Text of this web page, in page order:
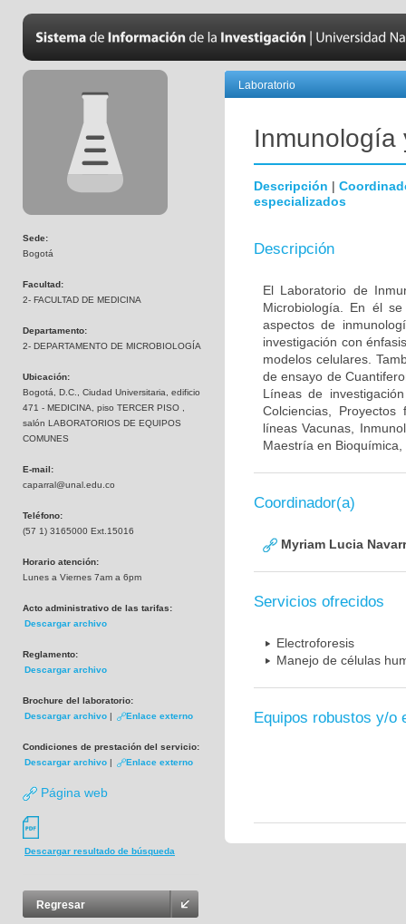
Sede:
Bogotá
Facultad:
2- FACULTAD DE MEDICINA
Departamento:
2- DEPARTAMENTO DE MICROBIOLOGÍA
Ubicación:
Bogotá, D.C., Ciudad Universitaria, edificio
471 - MEDICINA, piso TERCER PISO ,
salón LABORATORIOS DE EQUIPOS
COMUNES
E-mail:
caparral@unal.edu.co
Teléfono:
(57 1) 3165000 Ext.15016
Horario atención:
Lunes a Viernes 7am a 6pm
Acto administrativo de las tarifas:
Descargar archivo
Reglamento:
Descargar archivo
Brochure del laboratorio:
Descargar archivo | Enlace externo
Condiciones de prestación del servicio:
Descargar archivo | Enlace externo
Página web
Descargar resultado de búsqueda
Regresar
Laboratorio
Inmunología
Descripción |
especializados
Descripción
El Laboratorio de
Microbiología. En él
aspectos de
investigación con
modelos celulares.
de ensayo de
Líneas de
Colciencias,
líneas Vacunas,
Maestría en
Coordinador(a)
Myriam Lucia
Servicios ofrecidos
Electroforesis
Manejo de células
Equipos robustos y/o